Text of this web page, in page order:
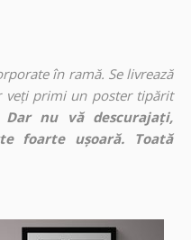
în ramă. Se livrează
veți primi un poster tipărit
Dar nu vă descurajați,
foarte ușoară. Toată